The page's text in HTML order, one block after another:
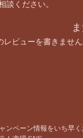
談ください。
レビューを書きませ
ャンペーン情報をいち早く